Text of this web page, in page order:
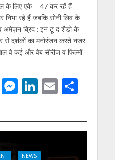
के लिए एके – 47 कर रहें हैं
निभा रहे हैं जबकि सोनी लिव के
व अमेज़न ब्रिद : इन टू द शैडो के
से दर्शकों का मनोरंजन करते नजर
वे कई और वेब सीरीज व फिल्मों
M
ss
e
n
Li
k
e
dI
E
ai
l
S
ar
e
NEWS